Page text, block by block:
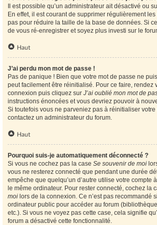
Il est possible qu’un administrateur ait désactivé ou
En effet, il est courant de supprimer régulièrement
pas pour réduire la taille de la base de données. Si
de vous ré-enregistrer et soyez plus investi sur le
Haut
J’ai perdu mon mot de passe !
Pas de panique ! Bien que votre mot de passe ne
peut facilement être réinitialisé. Pour ce faire, rendez
connexion puis cliquez sur J’ai oublié mon mot de
instructions énoncées et vous devriez pouvoir à
Si toutefois vous ne parveniez pas à réinitialiser votre
contactez un administrateur du forum.
Haut
Pourquoi suis-je automatiquement déconnecté ?
Si vous ne cochez pas la case Se souvenir de moi
vous ne resterez connecté que pendant une durée
empêche que quelqu’un d’autre utilise votre compte
le même ordinateur. Pour rester connecté, cochez la
moi lors de la connexion. Ce n’est pas recommandé
ordinateur public pour accéder au forum
etc.). Si vous ne voyez pas cette case, cela signifie
forum a désactivé cette fonctionnalité.